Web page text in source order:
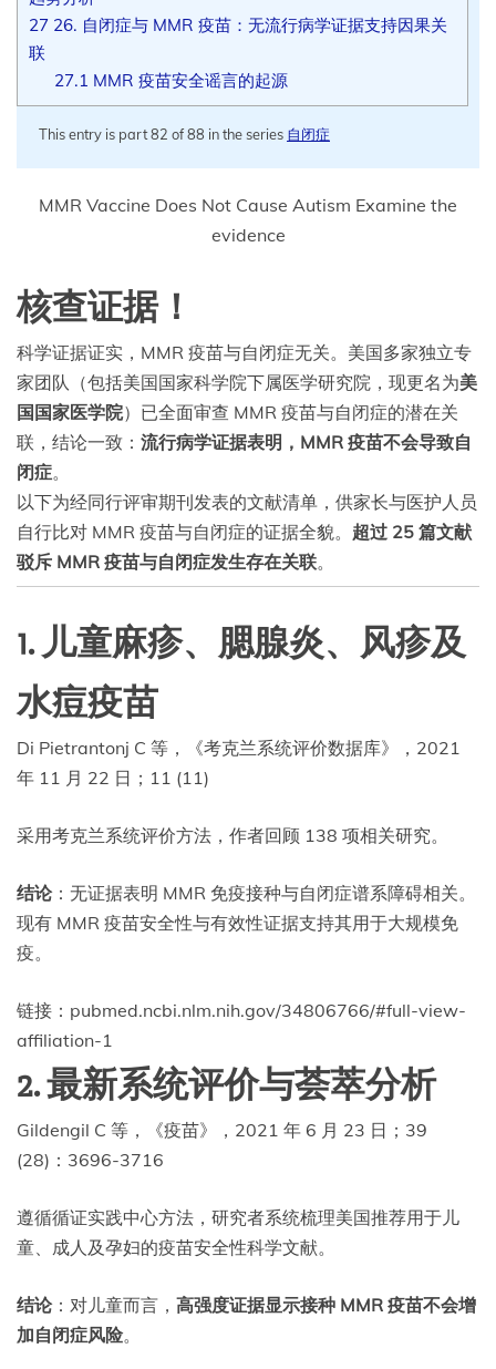
27 26. 自闭症与 MMR 疫苗：无流行病学证据支持因果关
联
27.1 MMR 疫苗安全谣言的起源
This entry is part 82 of 88 in the series 自闭症
MMR Vaccine Does Not Cause Autism Examine the
evidence
核查证据！
科学证据证实，MMR 疫苗与自闭症无关。美国多家独立专
家团队（包括美国国家科学院下属医学研究院，现更名为美
国国家医学院）已全面审查 MMR 疫苗与自闭症的潜在关
联，结论一致： 流行病学证据表明，MMR 疫苗不会导致自
闭症。
以下为经同行评审期刊发表的文献清单，供家长与医护人员
自行比对 MMR 疫苗与自闭症的证据全貌。 超过 25 篇文献
驳斥 MMR 疫苗与自闭症发生存在关联。
1. 儿童麻疹、腮腺炎、风疹及
水痘疫苗
Di Pietrantonj C 等，《考克兰系统评价数据库》，2021
年 11 月 22 日；11 (11)
采用考克兰系统评价方法，作者回顾 138 项相关研究。
结论：无证据表明 MMR 免疫接种与自闭症谱系障碍相关。
现有 MMR 疫苗安全性与有效性证据支持其用于大规模免
疫。
链接：pubmed.ncbi.nlm.nih.gov/34806766/#full-view-
affiliation-1
2. 最新系统评价与荟萃分析
Gildengil C 等，《疫苗》，2021 年 6 月 23 日；39
(28)：3696-3716
遵循循证实践中心方法，研究者系统梳理美国推荐用于儿
童、成人及孕妇的疫苗安全性科学文献。
结论：对儿童而言， 高强度证据显示接种 MMR 疫苗不会增
加自闭症风险。